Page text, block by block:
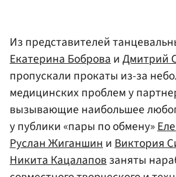
Из представителей
Екатерина БоброваиДмитрий
пропускали прокаты из-за
медицинских проблем у
вызывающие наибольшее
у публики «пары по обмену»
Руслан ЖиганшиниВиктория
Никита Кацалаповзаняты